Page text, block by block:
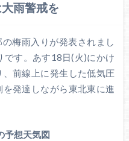
雨警戒を
梅雨入りが発表されまし
です。あす18日(火)にかけ
前線上に発生した低気圧
発達しながら東北東に進
予想天気図